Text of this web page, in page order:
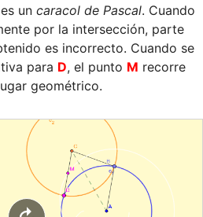
un caracol de Pascal
por la intersección, parte
es incorrecto. Cuando se
para D, el punto M recorre
geométrico.